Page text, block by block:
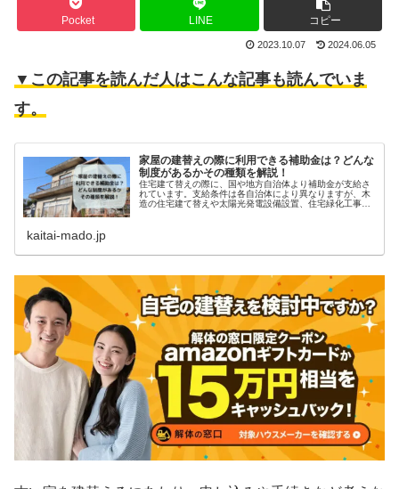
Pocket LINE コピー
2023.10.07 2024.06.05
▼この記事を読んだ人はこんな記事も読んでいま
す。
家屋の建替えの際に利用できる補助金は？どんな
制度があるかその種類を解説！
住宅建て替えの際に、国や地方自治体より補助金が支給さ
れています。支給条件は各自治体により異なりますが、木
造の住宅建て替えや太陽光発電設備設置、住宅緑化工事な
kaitai-mado.jp